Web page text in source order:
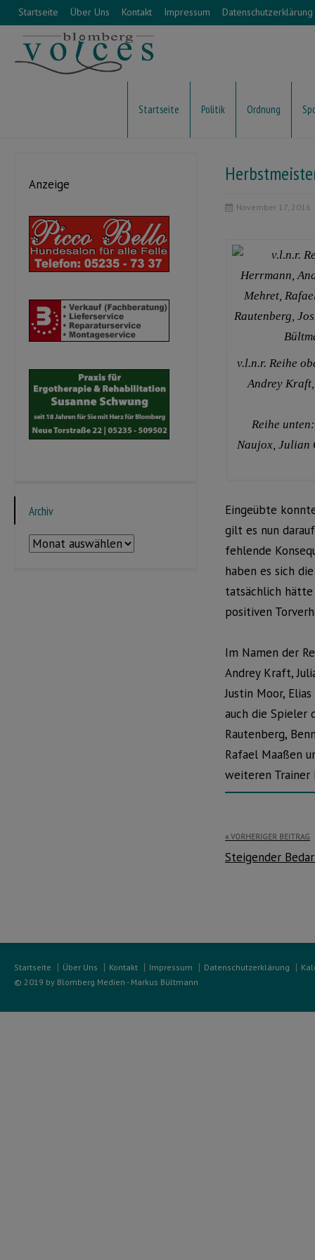
Startseite Über Uns Kontakt Impressum Datenschutzerklärung
Startseite Politik Ordnung
November 17, 2016
v.l.n.r. Reihe
Andrey
Reihe
Naujox, Julian
Eingeübte
gilt es nun
fehlende
haben es sich
tatsächlich hätte
positiven
Im Namen der
Andrey Kraft,
Justin Moor,
auch die Spieler
Rautenberg,
Rafael Maaßen
weiteren Trainer
VORHERIGER BEITRAG
Steigender
Anzeige
Archiv
Archiv
Startseite Über Uns Kontakt Impressum Datenschutzerklärung
© 2019 by Blomberg Medien - Markus Bültmann